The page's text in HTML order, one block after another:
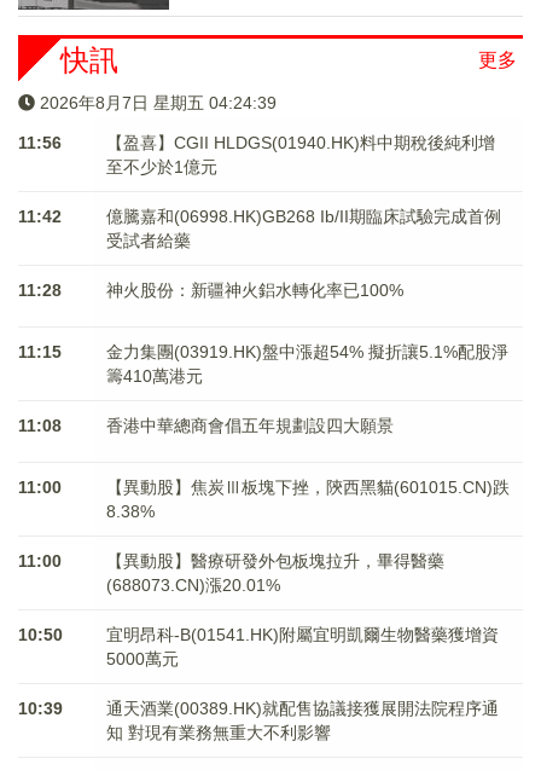
更多
快訊
2026年8月7日 星期五 04:24:39
11:56
【盈喜】CGII HLDGS(01940.HK)料中期稅後純利增
至不少於1億元
11:42
億騰嘉和(06998.HK)GB268 Ib/II期臨床試驗完成首例
受試者給藥
11:28 神火股份：新疆神火鋁水轉化率已100%
11:15
金力集團(03919.HK)盤中漲超54% 擬折讓5.1%配股淨
籌410萬港元
11:08 香港中華總商會倡五年規劃設四大願景
11:00
【異動股】焦炭Ⅲ板塊下挫，陝西黑貓(601015.CN)跌
8.38%
11:00
【異動股】醫療研發外包板塊拉升，畢得醫藥
(688073.CN)漲20.01%
10:50
宜明昂科-B(01541.HK)附屬宜明凱爾生物醫藥獲增資
5000萬元
10:39
通天酒業(00389.HK)就配售協議接獲展開法院程序通
知 對現有業務無重大不利影響